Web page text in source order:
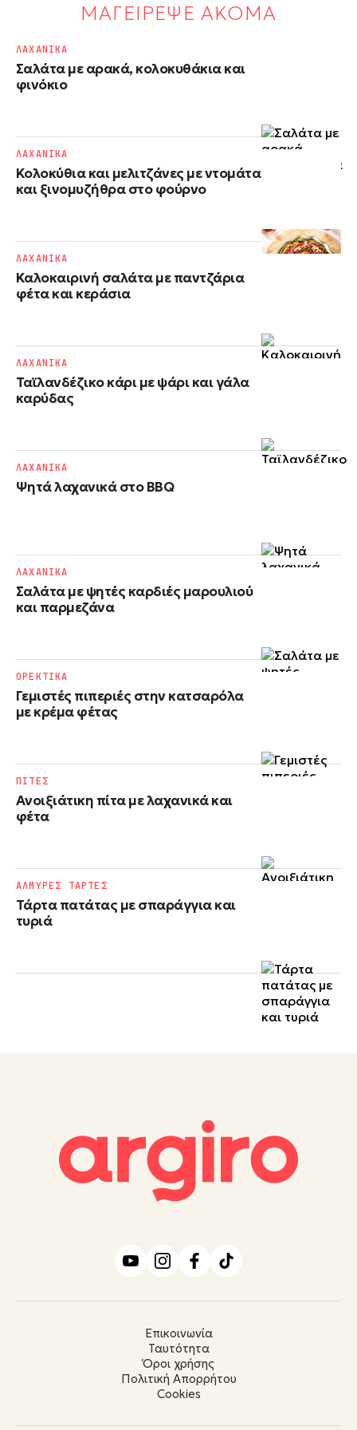
ΜΑΓΕΙΡΕΨΕ ΑΚΟΜΑ
Σαλάτα με αρακά, κολοκυθάκια και
φινόκιο
ΛΑΧΑΝΙΚΑ
Κολοκύθια και μελιτζάνες με ντομάτα
και ξινομυζήθρα στο φούρνο
ΛΑΧΑΝΙΚΑ
Καλοκαιρινή σαλάτα με παντζάρια
φέτα και κεράσια
ΛΑΧΑΝΙΚΑ
Ταϊλανδέζικο κάρι με ψάρι και γάλα
καρύδας
ΛΑΧΑΝΙΚΑ
Ψητά λαχανικά στο BBQ
ΛΑΧΑΝΙΚΑ
Σαλάτα με ψητές καρδιές μαρουλιού
και παρμεζάνα
ΛΑΧΑΝΙΚΑ
Γεμιστές πιπεριές στην κατσαρόλα
με κρέμα φέτας
ΟΡΕΚΤΙΚΑ
Ανοιξιάτικη πίτα με λαχανικά και
φέτα
ΠΙΤΕΣ
Τάρτα πατάτας με σπαράγγια και
τυριά
ΑΛΜΥΡΕΣ ΤΑΡΤΕΣ
Επικοινωνία
Ταυτότητα
Όροι χρήσης
Πολιτική Απορρήτου
Cookies